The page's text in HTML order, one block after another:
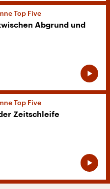
Top Five
Abgrund und
Top Five
Zeitschleife